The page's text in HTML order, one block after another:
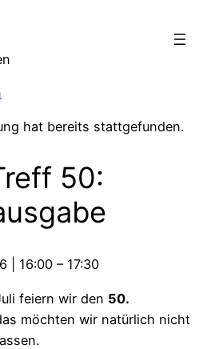
hat bereits stattgefunden.
50:
16:00 – 17:30
feiern wir den 50.
möchten wir natürlich nicht